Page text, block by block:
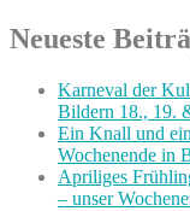
Neueste
Karneval der
Bildern 18., 19.
Ein Knall und
Wochenende in
Apriliges
– unser